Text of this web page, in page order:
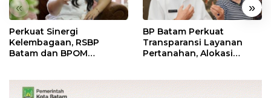
« »
Perkuat Sinergi
Kelembagaan, RSBP
Batam dan BPOM
BP Batam Perkuat
Transparansi Layanan
Pertanahan, Alokasi